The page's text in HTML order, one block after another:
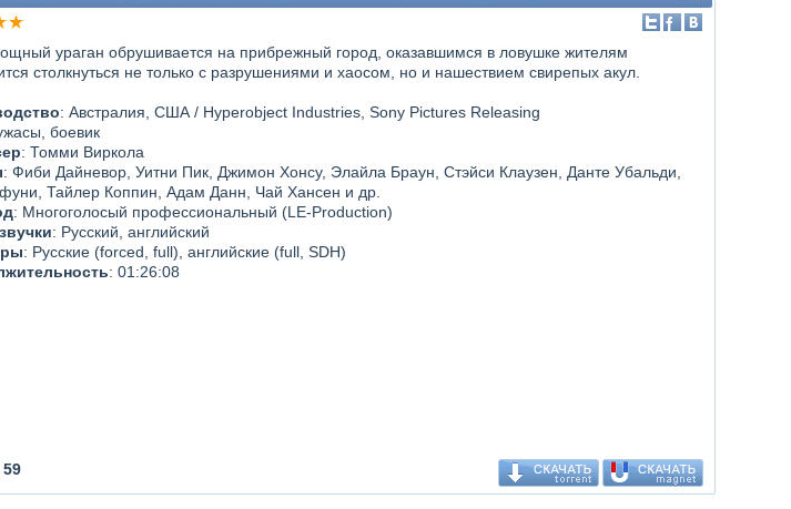
ураган обрушивается на прибрежный город, оказавшимся в ловушке жителям
столкнуться не только с разрушениями и хаосом, но и нашествием свирепых акул.
: Австралия, США / Hyperobject Industries, Sony Pictures Releasing
боевик
: Томми Виркола
: Фиби Дайневор, Уитни Пик, Джимон Хонсу, Элайла Браун, Стэйси Клаузен, Данте Убальди,
Тайлер Коппин, Адам Данн, Чай Хансен и др.
: Многоголосый профессиональный (LE-Production)
: Русский, английский
: Русские (forced, full), английские (full, SDH)
: 01:26:08
59